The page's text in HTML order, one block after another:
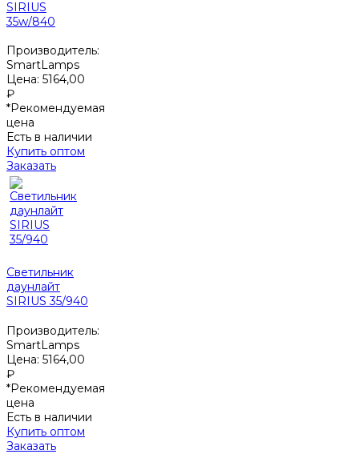
SIRIUS
35w/840
Производитель:
SmartLamps
Цена: 5164,00
₽
*Рекомендуемая
цена
Есть в наличии
Купить оптом
Заказать
Светильник
даунлайт
SIRIUS 35/940
Производитель:
SmartLamps
Цена: 5164,00
₽
*Рекомендуемая
цена
Есть в наличии
Купить оптом
Заказать